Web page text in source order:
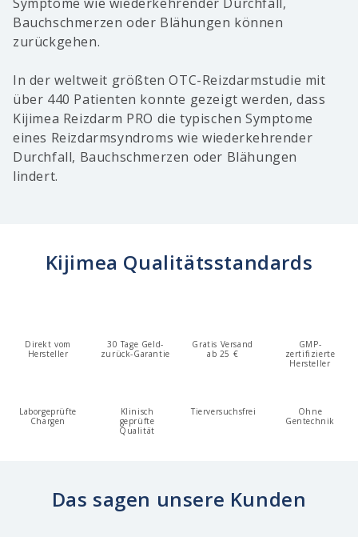
Bauchschmerzen oder Blähungen können
zurückgehen.
In der weltweit größten OTC-Reizdarmstudie mit
über 440 Patienten konnte gezeigt werden, dass
Kijimea Reizdarm PRO die typischen Symptome
eines Reizdarmsyndroms wie wiederkehrender
Durchfall, Bauchschmerzen oder Blähungen
lindert.
Kijimea Qualitätsstandards
Direkt vom
Hersteller
30 Tage Geld-
zurück-Garantie
Gratis Versand
ab 25 €
GMP-
zertifizierte
Hersteller
Laborgeprüfte
Chargen
Klinisch
geprüfte
Qualität
Tierversuchsfrei
Ohne
Gentechnik
Das sagen unsere Kunden